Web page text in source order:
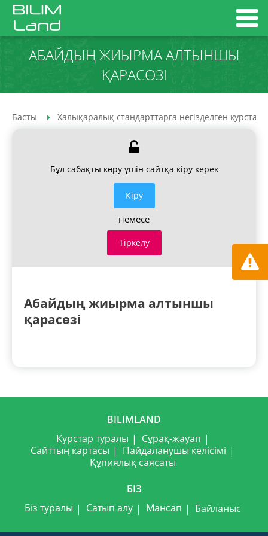
АБАЙДЫҢ ЖИЫРМА АЛТЫНШЫ
ҚАРАСӨЗІ
Басты Халықаралық стандарттарға негізделген курстар
Бұл сабақты көру үшін сайтқа кіру керек
Кiру
немесе
Тіркелу
Абайдың жиырма алтыншы
қарасөзі
BILIMLAND
Курстар туралы
Сұрақ-жауап
Сайттың картасы
Пайдаланушы келісімі
Құпиялық саясаты
БІЗ
Біз туралы
Сатып алу Мансап Байланыс